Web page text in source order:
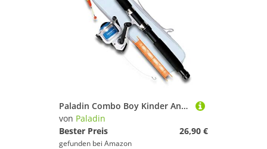
Paladin Combo Boy Kinder Angelset - Angelrute+Rolle+Schnur+Zubehör, Einsteiger Angel Set
von Paladin
Bester Preis
26,90 €
gefunden bei Amazon